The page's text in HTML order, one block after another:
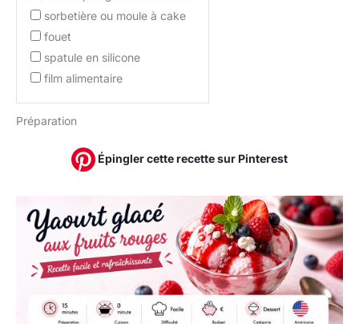
sorbetière ou moule à cake
fouet
spatule en silicone
film alimentaire
Préparation
Épingler cette recette sur Pinterest